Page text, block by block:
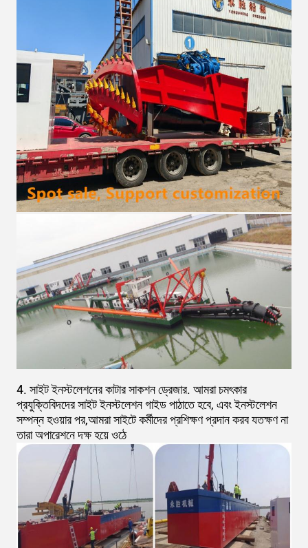
4. সাইট ইনস্টলেশনের কাটার সাকশন ড্রেজার. আমরা চমৎকার
প্রযুক্তিবিদদের সাইট ইনস্টলেশন গাইড পাঠাতে হবে, এবং ইনস্টলেশন
সম্পন্ন হওয়ার পর,আমরা সাইটে কর্মীদের প্রশিক্ষণ প্রদান করব যতক্ষণ না
তারা অপারেশনে দক্ষ হয়ে ওঠে